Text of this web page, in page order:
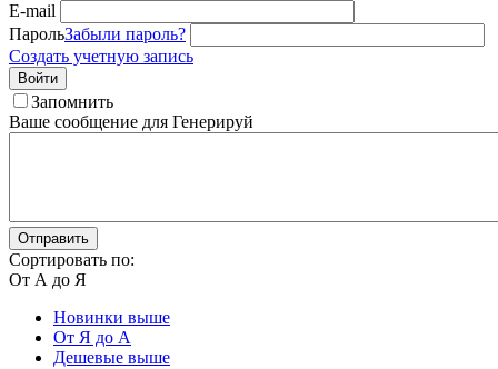
E-mail
ПарольЗабыли пароль?
Создать учетную запись
Войти
Запомнить
Ваше сообщение для Генерируй
Отправить
Сортировать по:
От А до Я
Новинки выше
От Я до А
Дешевые выше